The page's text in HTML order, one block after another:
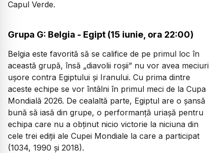
Capul Verde.
Grupa G: Belgia - Egipt (15 iunie, ora 22:00)
Belgia este favorită să se califice de pe primul loc în
această grupă, însă „diavolii roșii” nu vor avea meciuri
ușore contra Egiptului și Iranului. Cu prima dintre
aceste echipe se vor întâlni în primul meci de la Cupa
Mondială 2026. De cealaltă parte, Egiptul are o șansă
bună să iasă din grupe, o performanță uriașă pentru
echipa care nu a obținut nicio victorie la niciuna din
cele trei ediții ale Cupei Mondiale la care a participat
(1034, 1990 și 2018).